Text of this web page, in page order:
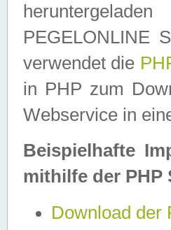
PEGELONLINE
verwendet die
in PHP zum
Webservice in
Beispielhafte
mithilfe der PHP
Download der